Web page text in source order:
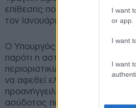
I want
or app.
I want
I want
επίθεσης που είχε διαπράξει
τον Ιανουάριο του 2027.
Ο Υπουργός Προστασίας του
παρότι η αστυνομία είχε
περιοριστικών όρων από τον
να αφεθεί ελεύθερος. Η
προανήγγειλε έρευνα για τις
ασύδοτος παρά τις συνεχείς